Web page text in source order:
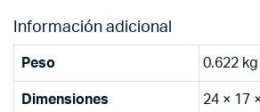
Información adicional
Peso 0.622 kg
Dimensiones 24 × 17